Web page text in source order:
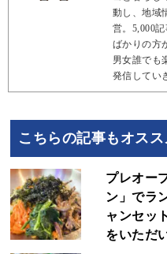
動し、地域
営。5,000
ばかりの方
男女誰でも
発信してい
こちらの記事もオスス
プレオー
ン」でラ
ャンセッ
をいただ